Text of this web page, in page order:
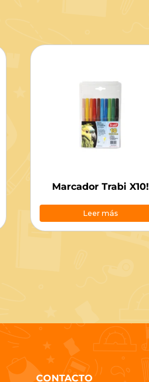
Marcador Trabi X10!
Leer más
CONTACTO